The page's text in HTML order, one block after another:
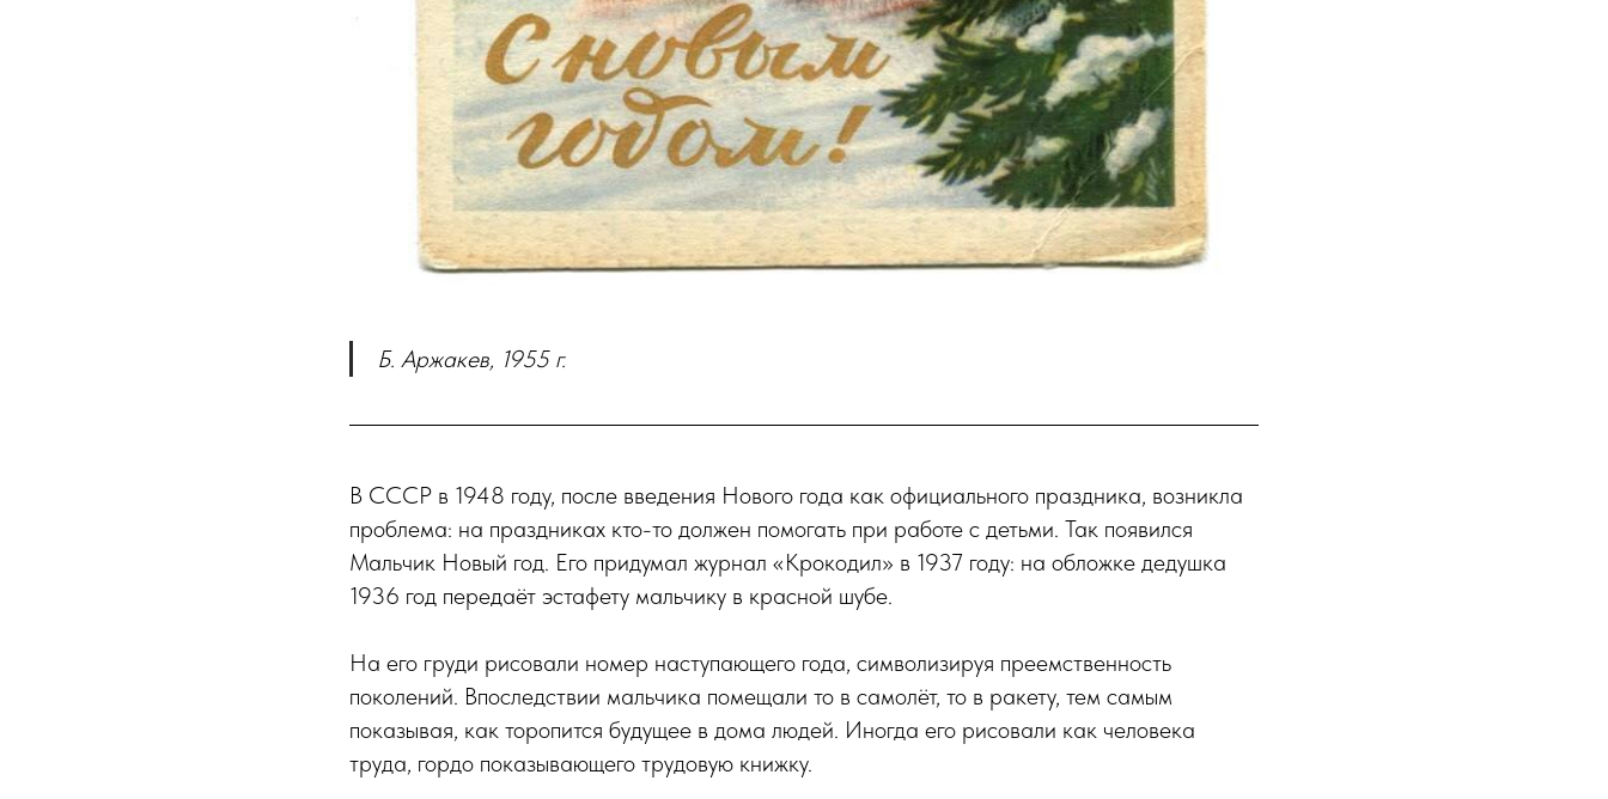
Б. Аржакев, 1955 г.
В СССР в 1948 году, после введения Нового года как официального праздника, возникла
проблема: на праздниках кто-то должен помогать при работе с детьми. Так появился
Мальчик Новый год. Его придумал журнал «Крокодил» в 1937 году: на обложке дедушка
1936 год передаёт эстафету мальчику в красной шубе.
На его груди рисовали номер наступающего года, символизируя преемственность
поколений. Впоследствии мальчика помещали то в самолёт, то в ракету, тем самым
показывая, как торопится будущее в дома людей. Иногда его рисовали как человека
труда, гордо показывающего трудовую книжку.